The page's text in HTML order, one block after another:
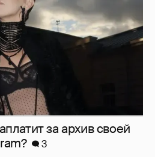
за архив своей
3